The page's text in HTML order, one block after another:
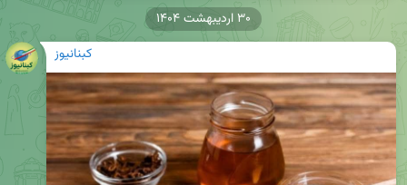
کبنانیوز
۳۰ اردیبهشت ۱۴۰۴